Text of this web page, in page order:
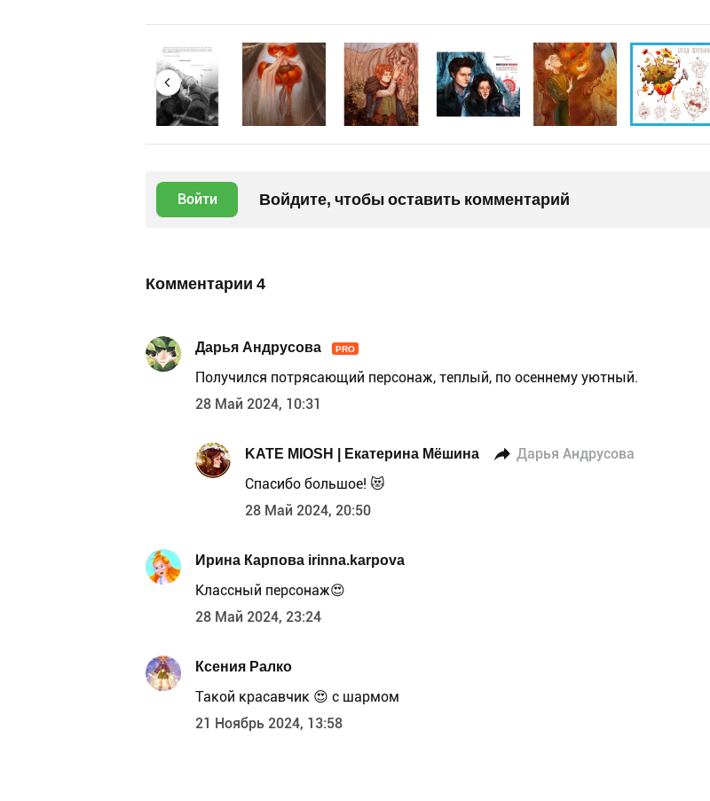
Войти Войдите, чтобы оставить комментарий
Комментарии 4
Дарья Андрусова PRO
Получился потрясающий персонаж, теплый, по осеннему уютный.
28 Май 2024, 10:31
KATE MIOSH | Екатерина Мёшина Дарья Андрусова
Спасибо большое! 😻
28 Май 2024, 20:50
Ирина Карпова irinna.karpova
Классный персонаж😍
28 Май 2024, 23:24
Ксения Ралко
Такой красавчик 😍 с шармом
21 Ноябрь 2024, 13:58